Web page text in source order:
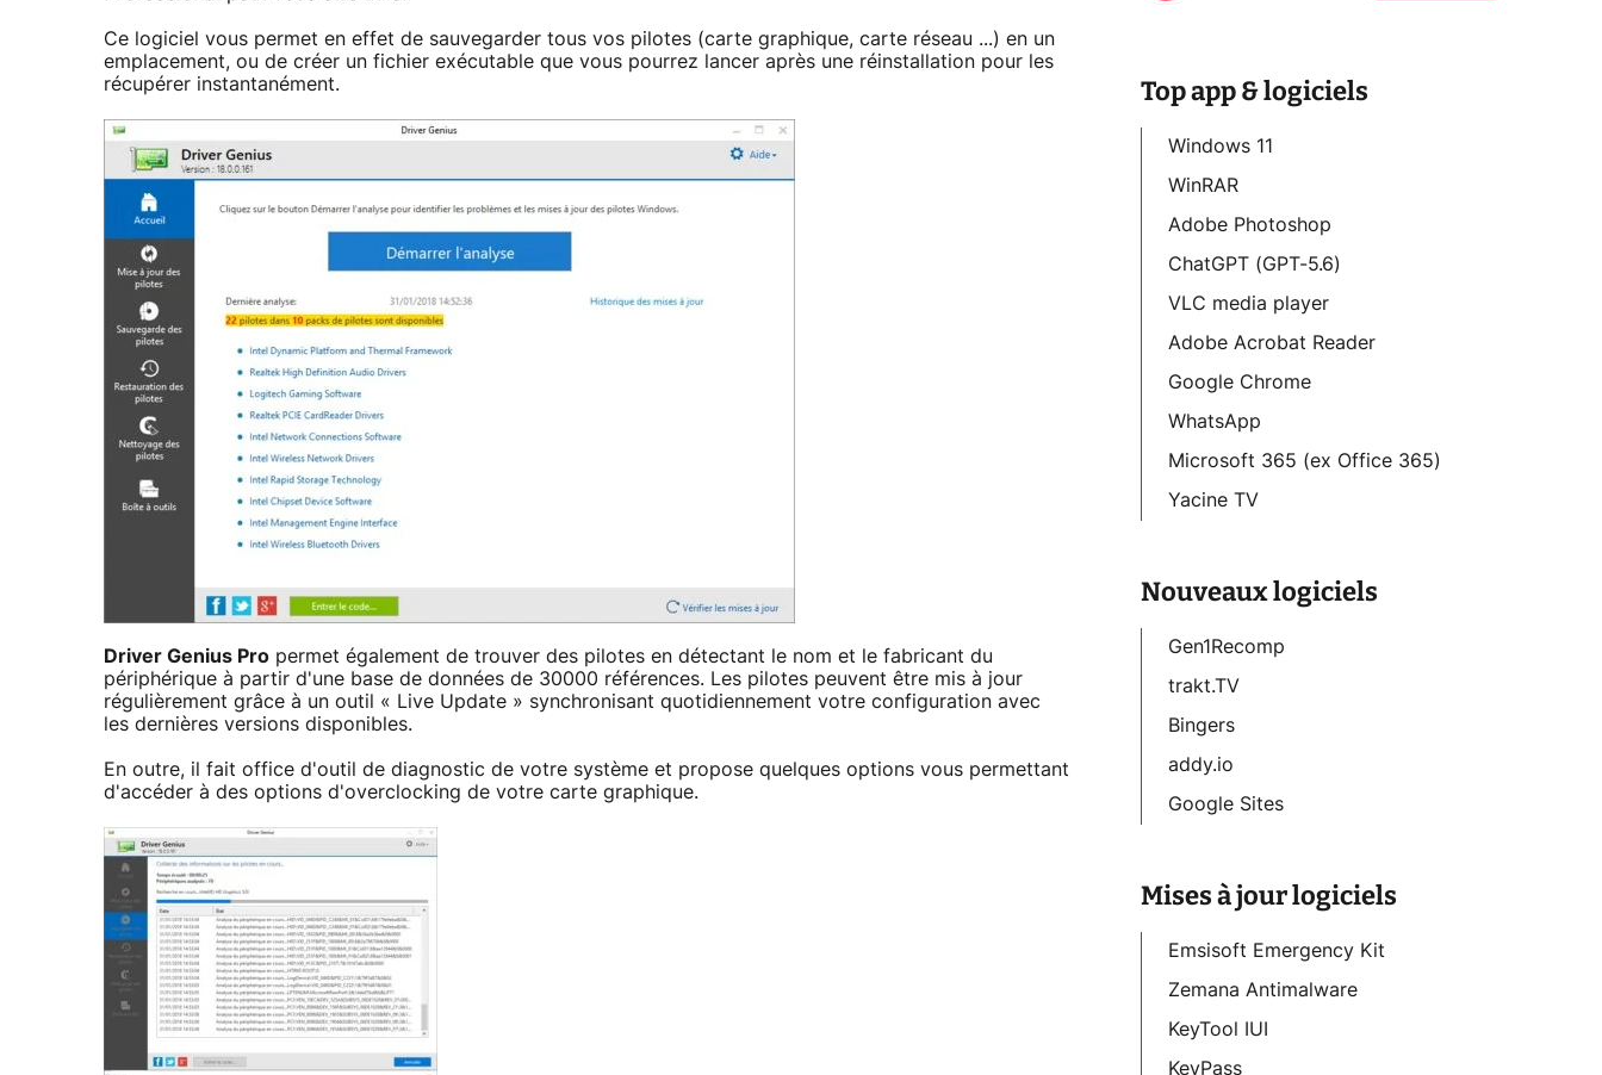
Ce logiciel vous permet en effet de sauvegarder tous vos pilotes (carte graphique, carte réseau ...) en un
emplacement, ou de créer un fichier exécutable que vous pourrez lancer après une réinstallation pour les
récupérer instantanément.
Driver Genius Pro permet également de trouver des pilotes en détectant le nom et le fabricant du
périphérique à partir d'une base de données de 30000 références. Les pilotes peuvent être mis à jour
régulièrement grâce à un outil « Live Update » synchronisant quotidiennement votre configuration avec
les dernières versions disponibles.
En outre, il fait office d'outil de diagnostic de votre système et propose quelques options vous permettant
d'accéder à des options d'overclocking de votre carte graphique.
Top app & logiciels
Windows 11
WinRAR
Adobe Photoshop
ChatGPT (GPT-5.6)
VLC media player
Adobe Acrobat Reader
Google Chrome
WhatsApp
Microsoft 365 (ex Office 365)
Yacine TV
Nouveaux logiciels
Gen1Recomp
trakt.TV
Bingers
addy.io
Google Sites
Mises à jour logiciels
Emsisoft Emergency Kit
Zemana Antimalware
KeyTool IUI
KeyPass